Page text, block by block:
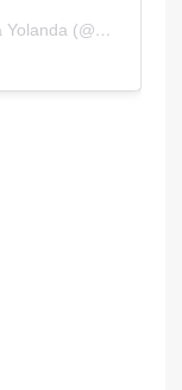
Una publicación compartida de Maldita Yolanda (@malditayolanda)